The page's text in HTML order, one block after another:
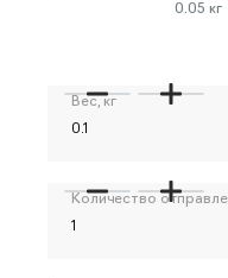
0.05 кг
Вес, кг
Количество